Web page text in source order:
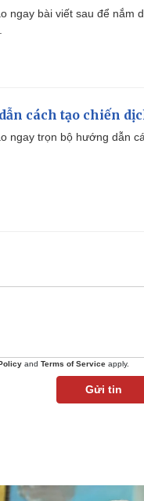
ngay bài viết sau để nắm
cách tạo chiến
ngay trọn bộ hướng dẫn
and Terms of Service apply.
Gửi tin